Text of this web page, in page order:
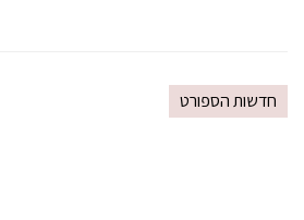
חדשות הספורט